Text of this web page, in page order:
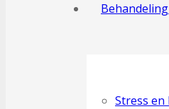
Stress